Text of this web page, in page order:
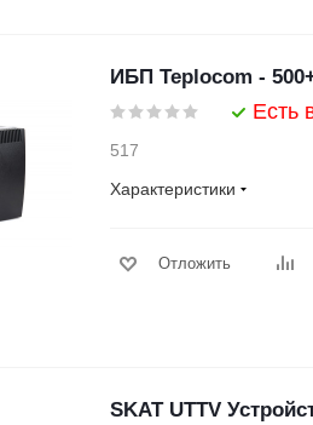
ИБП Teplocom -
Есть
517
Характеристики
Отложить
SKAT UTTV